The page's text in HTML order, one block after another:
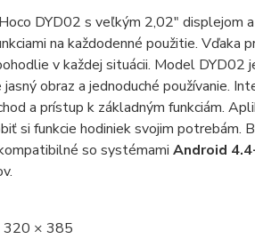
DYD02 s veľkým 2,02" displejom
na každodenné použitie.
v každej situácii. Model DYD02
obraz a jednoduché používanie.
a prístup k základným funkciám.
si funkcie hodiniek svojim potrebám.
so systémami Android
320 × 385